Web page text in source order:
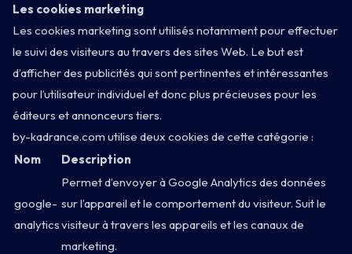
Menu
Info
Les cookies marketing
Les cookies marketing sont utilisés notamment pour effectuer
le suivi des visiteurs au travers des sites Web. Le but est
d’afficher des publicités qui sont pertinentes et intéressantes
pour l’utilisateur individuel et donc plus précieuses pour les
éditeurs et annonceurs tiers.
by-kadrance.com utilise deux cookies de cette catégorie :
Nom
Description
google-
analytics
Permet d’envoyer à Google Analytics des données
sur l’appareil et le comportement du visiteur. Suit le
visiteur à travers les appareils et les canaux de
marketing.